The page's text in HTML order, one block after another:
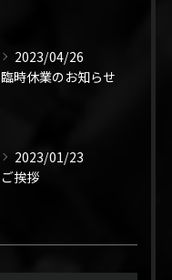
2023/04/26
臨時休業のお知らせ
2023/01/23
ご挨拶